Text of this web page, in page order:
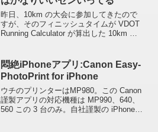
昨日、10km の大会に参加してきたので
すが、そのフィニッシュタイムが VDOT
Running Calculator が算出した 10km の
マラソンのタイムは...
悶絶iPhoneアプリ:Canon Easy-
PhotoPrint for iPhone
ウチのプリンターはMP980。この Canon
謹製アプリの対応機種は MP990、640、
560 この 3 台のみ。自社謹製の iPhone